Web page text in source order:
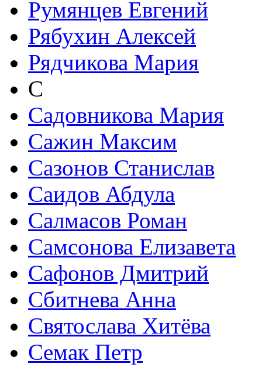
Румянцев Евгений
Рябухин Алексей
Рядчикова Мария
С
Садовникова Мария
Сажин Максим
Сазонов Станислав
Саидов Абдула
Салмасов Роман
Самсонова Елизавета
Сафонов Дмитрий
Сбитнева Анна
Святослава Хитёва
Семак Петр